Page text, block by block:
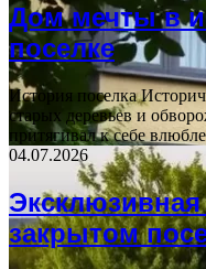
Дом мечты в
поселке
История поселка
старых деревьев и
притягивал к себе
04.07.2026
закрытом